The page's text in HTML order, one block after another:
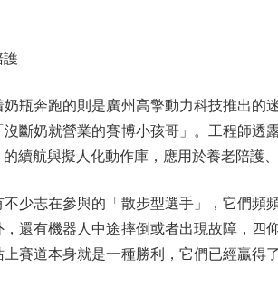
奔跑的則是廣州高擎動力科技推出的
斷奶就營業的賽博小孩哥」。工程師透
續航與擬人化動作庫，應用於養老陪護
志在參與的「散步型選手」，它們頻
，還有機器人中途摔倒或者出現故障，
賽道本身就是一種勝利，它們已經贏得